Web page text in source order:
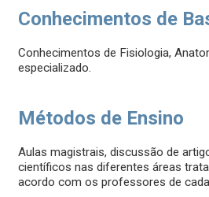
Conhecimentos de
Conhecimentos de Fisiologia,
especializado.
Métodos de Ensino
Aulas magistrais, discussão de
científicos nas diferentes áreas
acordo com os professores de